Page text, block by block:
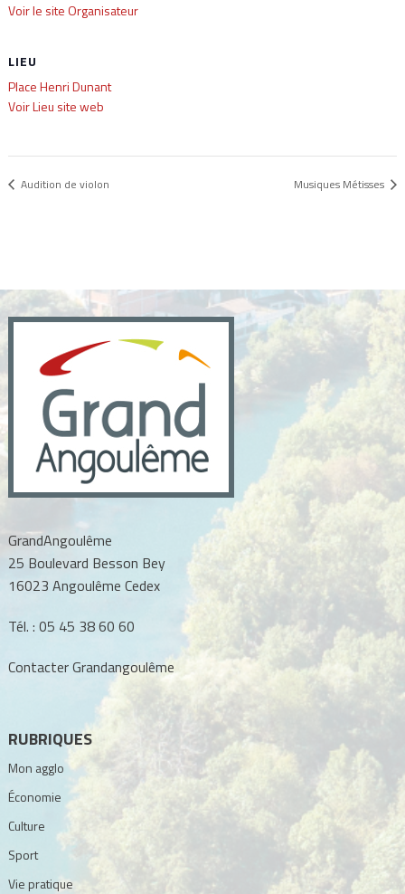
LIEU
Place Henri Dunant
Voir Lieu site web
Voir le site Organisateur
Audition de violon Musiques Métisses
GrandAngoulême
25 Boulevard Besson Bey
16023 Angoulême Cedex
Tél. : 05 45 38 60 60
Contacter Grandangoulême
RUBRIQUES
Mon agglo
Économie
Culture
Sport
Vie pratique